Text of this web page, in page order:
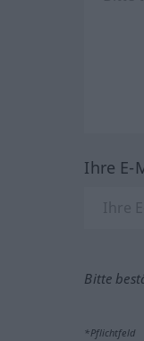
Ihre E-
Bitte
*Pflichtfeld